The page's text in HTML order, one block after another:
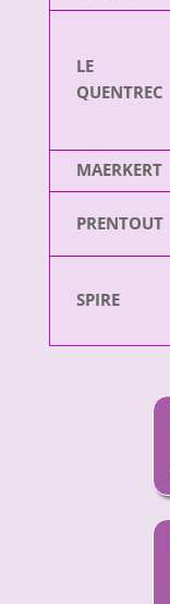
LE
QUENTREC
MAERKERT
PRENTOUT
SPIRE